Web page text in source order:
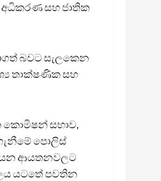
අධිකරණ සහ ජාතික
බවට සැලකෙන
තාක්ෂණික සහ
කොමිෂන් සභාව,
පොලිස්
යන ආයතනවලට
යටතේ පවතින